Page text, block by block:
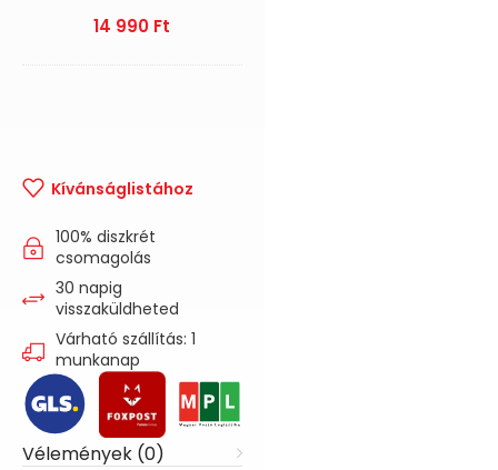
14 990 Ft
Kívánságlistához
100% diszkrét
csomagolás
30 napig
visszaküldheted
Várható szállítás: 1
munkanap
Vélemények (0)